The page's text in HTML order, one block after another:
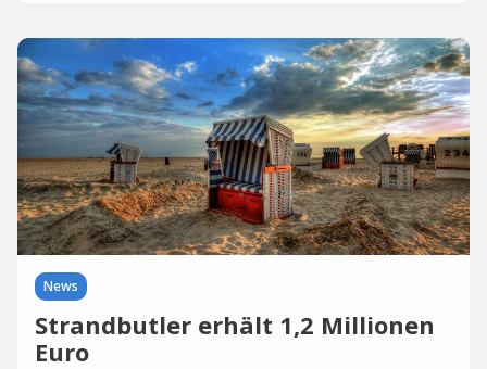
News
Strandbutler erhält 1,2 Millionen
Euro